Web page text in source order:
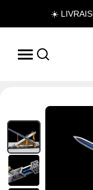
☀️